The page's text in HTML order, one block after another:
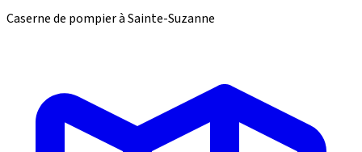
Caserne de pompier à Sainte-Suzanne